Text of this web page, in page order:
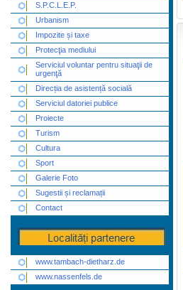
S.P.C.L.E.P.
Urbanism
Impozite și taxe
Protecţia mediului
Serviciul voluntar pentru situaţii de
urgenţă
Direcția de asistență socială
Serviciul datoriei publice
Proiecte
Turism
Cultura
Sport
Galerie Foto
Sugestii și reclamații
Contact
www.tambach-dietharz.de
www.nassenfels.de